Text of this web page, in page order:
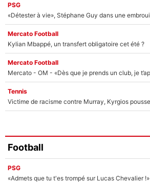
PSG
«Détester à vie», Stéphane Guy dans une
Mercato Football
Kylian Mbappé, un transfert obligatoire cet été ?
Mercato Football
Tennis
Football
PSG